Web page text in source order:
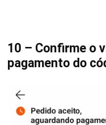
10 – Confirme o
pagamento do